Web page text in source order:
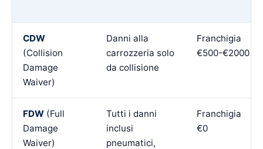
CDW
(Collision
Damage
Waiver)
Danni alla
carrozzeria solo
da collisione
Franchigia
€500-€2000
FDW (Full
Damage
Waiver)
Tutti i danni
inclusi
pneumatici,
Franchigia
€0